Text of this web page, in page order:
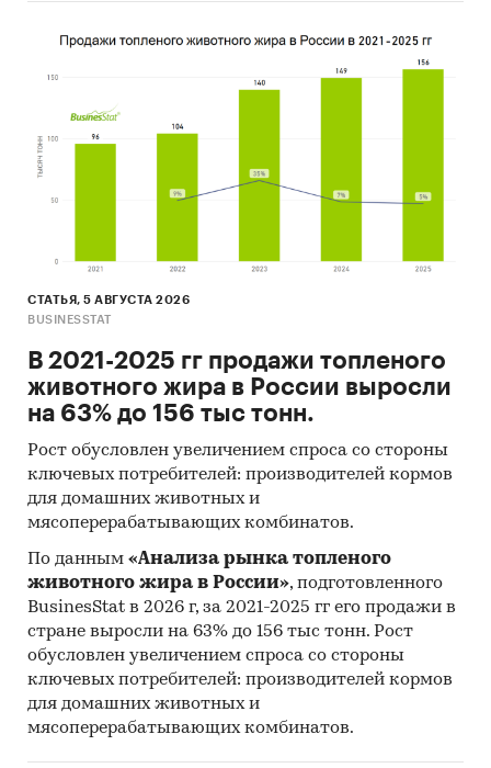
СТАТЬЯ, 5 АВГУСТА 2026
BUSINESSTAT
В 2021-2025 гг продажи топленого
животного жира в России выросли
на 63% до 156 тыс тонн.
Рост обусловлен увеличением спроса со стороны
ключевых потребителей: производителей кормов
для домашних животных и
мясоперерабатывающих комбинатов.
По данным «Анализа рынка топленого
животного жира в России», подготовленного
BusinesStat в 2026 г, за 2021-2025 гг его продажи в
стране выросли на 63% до 156 тыс тонн. Рост
обусловлен увеличением спроса со стороны
ключевых потребителей: производителей кормов
для домашних животных и
мясоперерабатывающих комбинатов.